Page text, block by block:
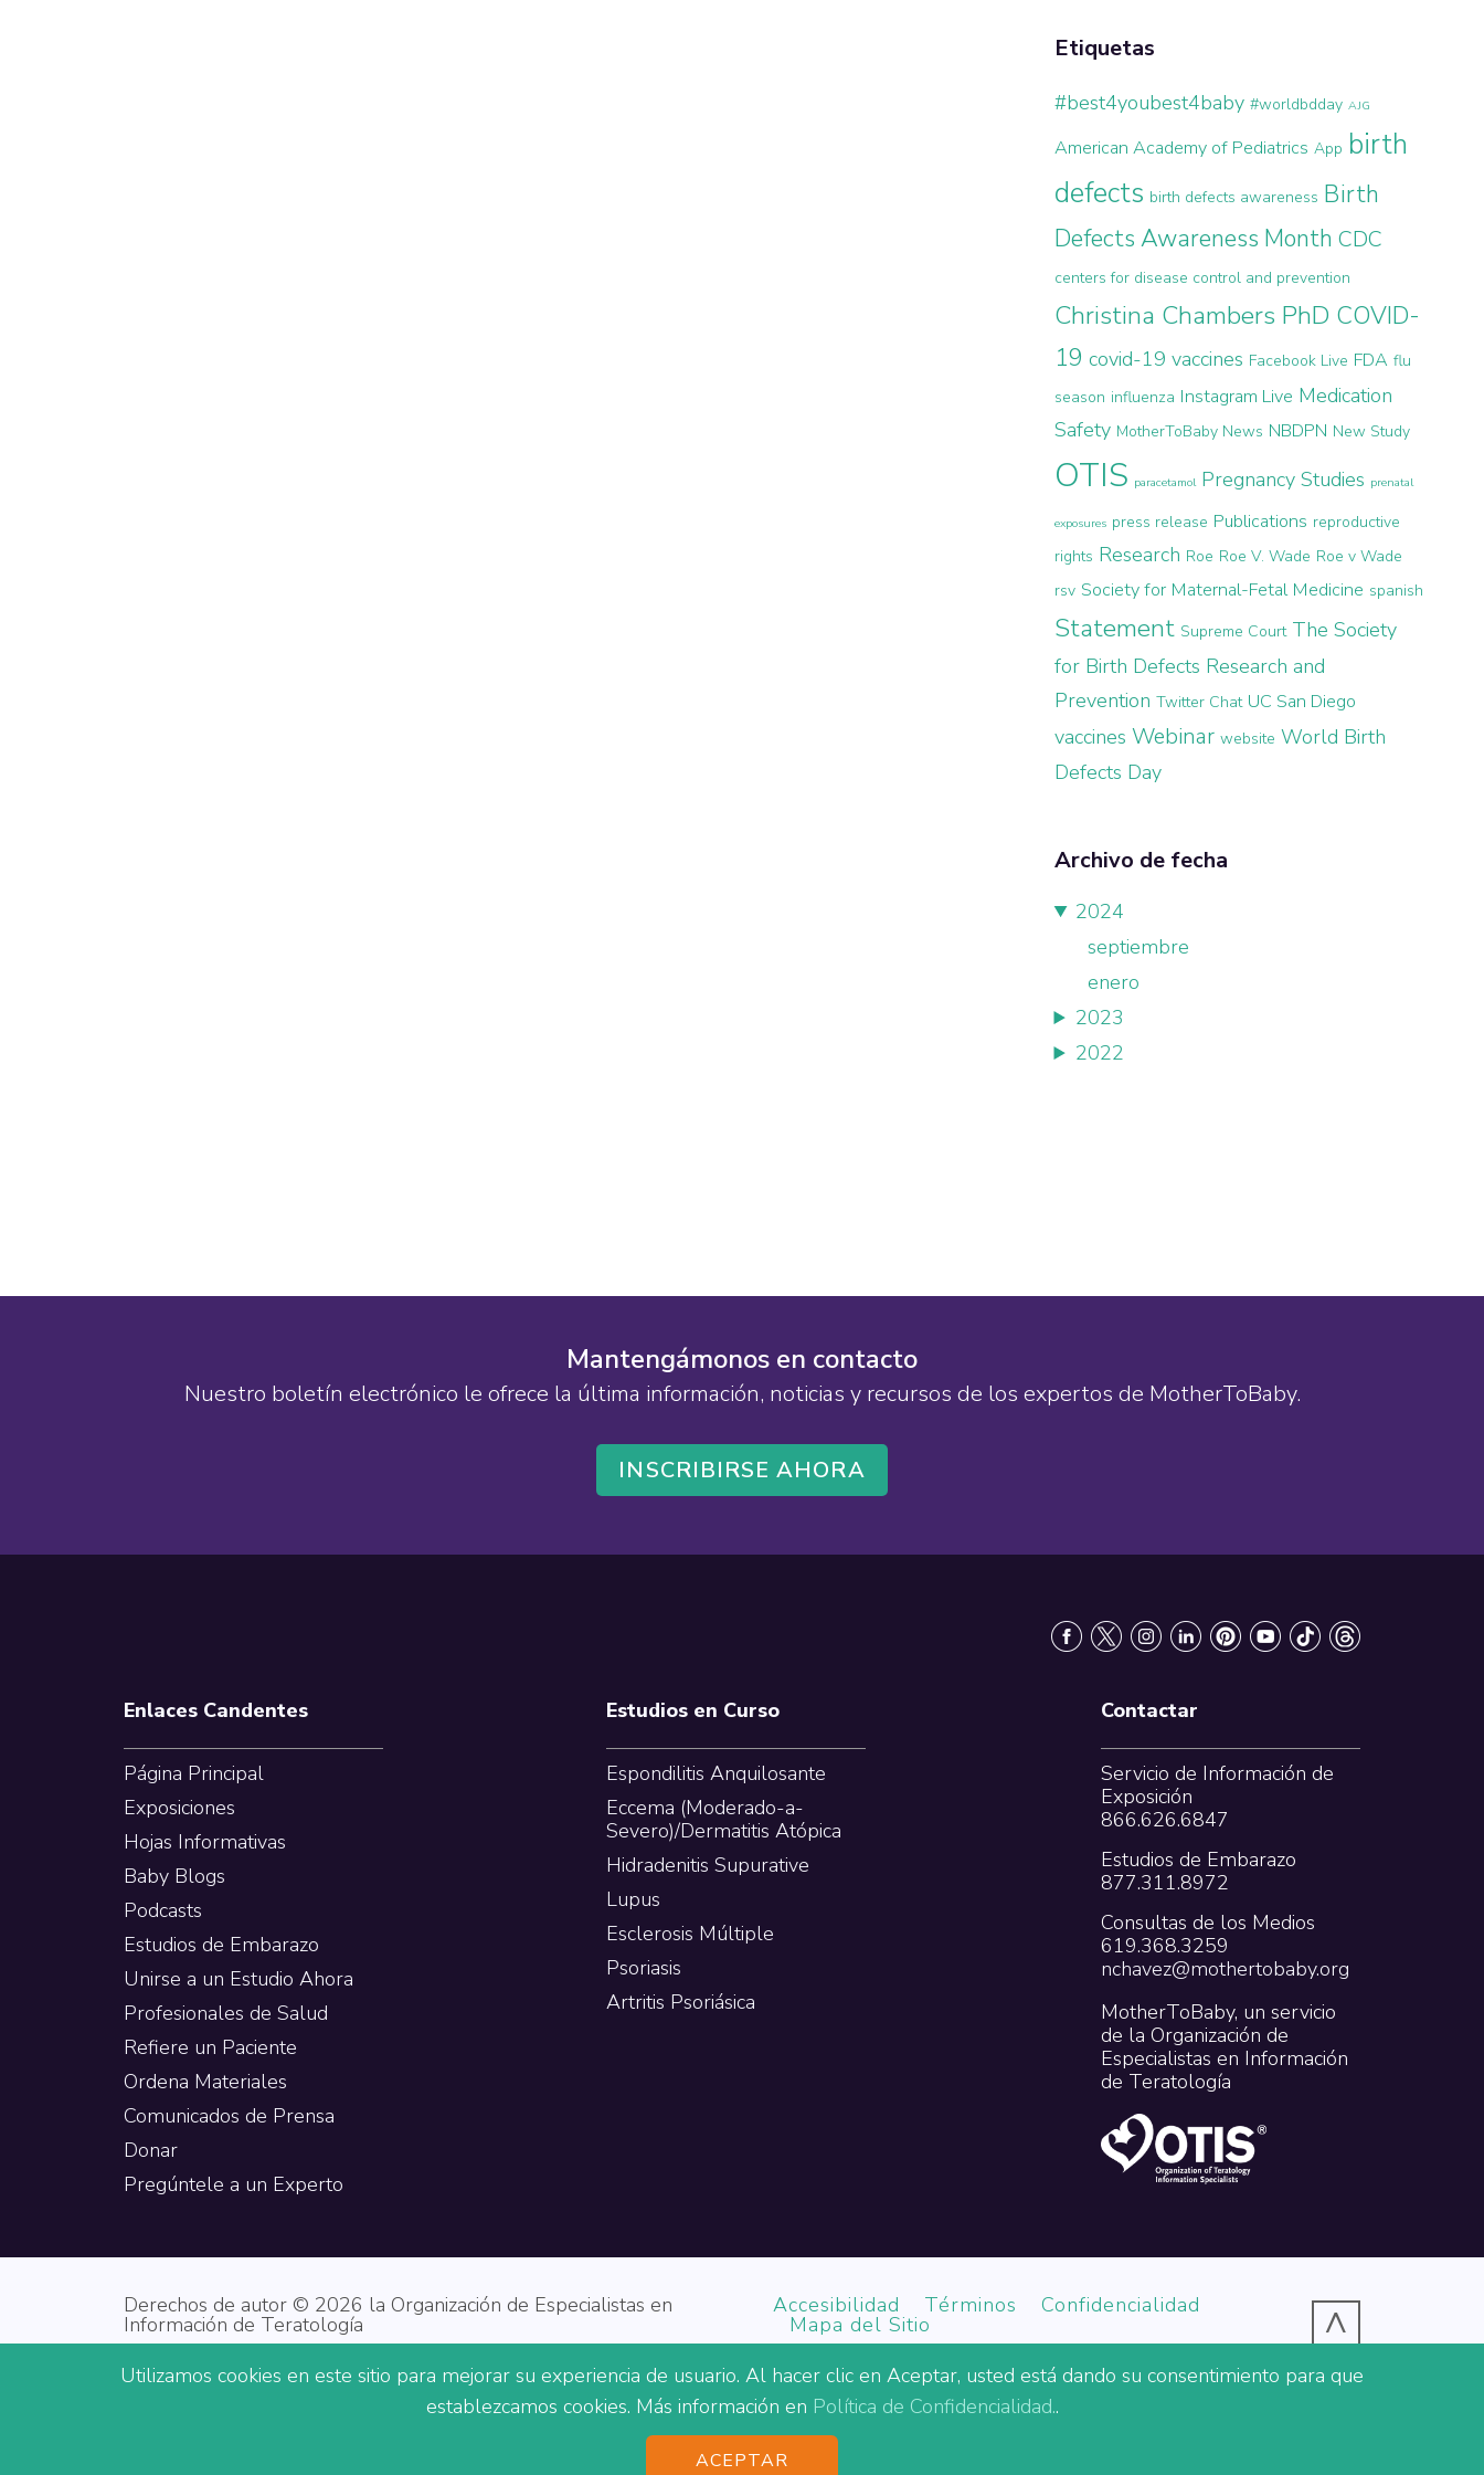
Etiquetas
#best4youbest4baby #worldbdday AJG
American Academy of Pediatrics App birth
defects birth defects awareness Birth
Defects Awareness Month CDC
centers for disease control and prevention
Christina Chambers PhD COVID-
19 covid-19 vaccines Facebook Live FDA flu
season influenza Instagram Live Medication
Safety MotherToBaby News NBDPN New Study
OTIS paracetamol Pregnancy Studies prenatal
exposures press release Publications reproductive
rights Research Roe Roe V. Wade Roe v Wade
rsv Society for Maternal-Fetal Medicine spanish
Statement Supreme Court The Society
for Birth Defects Research and
Prevention Twitter Chat UC San Diego
vaccines Webinar website World Birth
Defects Day
Archivo de fecha
2024
septiembre
enero
2023
2022
Mantengámonos en contacto
Nuestro boletín electrónico le ofrece la última información, noticias y recursos de los expertos de MotherToBaby.
INSCRIBIRSE AHORA
Enlaces Candentes
Página Principal
Exposiciones
Hojas Informativas
Baby Blogs
Podcasts
Estudios de Embarazo
Unirse a un Estudio Ahora
Profesionales de Salud
Refiere un Paciente
Ordena Materiales
Comunicados de Prensa
Donar
Pregúntele a un Experto
Estudios en Curso
Espondilitis Anquilosante
Eccema (Moderado-a-
Severo)/Dermatitis Atópica
Hidradenitis Supurative
Lupus
Esclerosis Múltiple
Psoriasis
Artritis Psoriásica
Contactar
Servicio de Información de
Exposición
866.626.6847
Estudios de Embarazo
877.311.8972
Consultas de los Medios
619.368.3259
nchavez@mothertobaby.org
MotherToBaby, un servicio
de la Organización de
Especialistas en Información
de Teratología
Derechos de autor © 2026 la Organización de Especialistas en
Información de Teratología
Accesibilidad Términos Confidencialidad
Mapa del Sitio ^
MotherToBaby cuenta con el apoyo de la Administración de Recursos y Servicios de Salud (HRSA) del Departamento de Salud y Servicios Humanos de los
Estados Unidos (HHS) como parte de una adjudicación por un total de $6,000,000 con cero porcentaje financiado con fuentes no gubernamentales. Los
contenidos son los del autor/es y no representan necesariamente los puntos de vista oficiales de, ni un respaldo, por HRSA, HHS o el Gobierno de los Estados
Utilizamos cookies en este sitio para mejorar su experiencia de usuario. Al hacer clic en Aceptar, usted está dando su consentimiento para que
establezcamos cookies. Más información en Política de Confidencialidad..
ACEPTAR